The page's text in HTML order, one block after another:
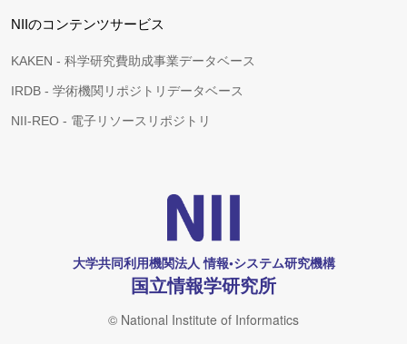
NIIのコンテンツサービス
KAKEN - 科学研究費助成事業データベース
IRDB - 学術機関リポジトリデータベース
NII-REO - 電子リソースリポジトリ
大学共同利用機関法人 情報•システム研究機構
国立情報学研究所
© National Institute of Informatics